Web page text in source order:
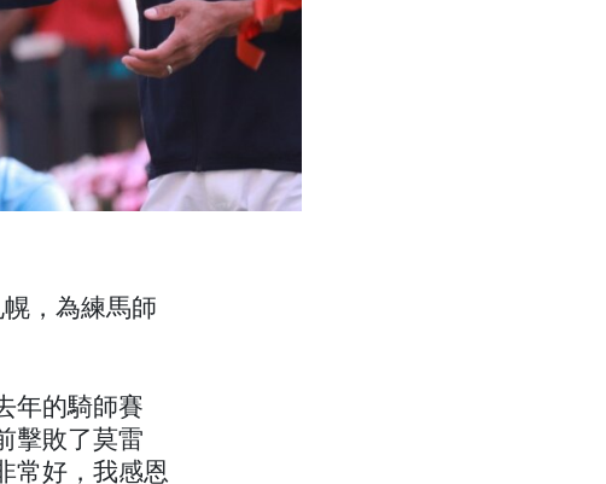
，為練馬師
年的騎師賽
擊敗了莫雷
常好，我感恩